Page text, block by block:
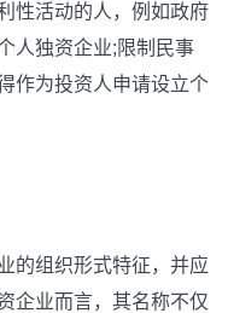
性活动的人，例如政府
人独资企业;限制民事
作为投资人申请设立个
组织形式特征，并应
企业而言，其名称不仅